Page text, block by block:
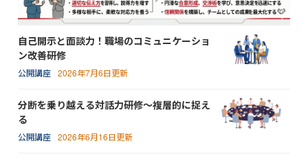
自己開示と面談力！職場のコミュニケーショ
ン改善研修
公開講座 2026年7月6日更新
分断を乗り越える対話力研修～複層的に捉え
る
公開講座 2026年6月16日更新